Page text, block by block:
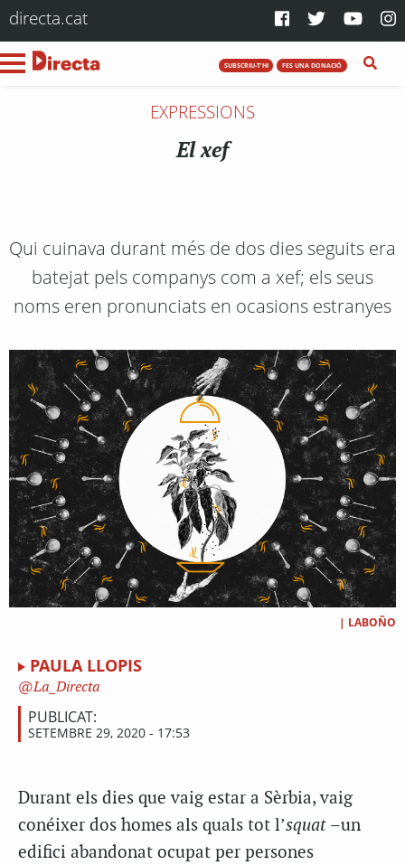
directa.cat
SUBSCRIU-T'HI FES UNA DONACIÓ
EXPRESSIONS
El xef
Qui cuinava durant més de dos dies seguits era
batejat pels companys com a xef; els seus
noms eren pronunciats en ocasions estranyes
| LABOÑO
PAULA LLOPIS
La_Directa
PUBLICAT:
SETEMBRE 29, 2020 - 17:53
Durant els dies que vaig estar a Sèrbia, vaig
conéixer dos homes als quals tot l’squat –un
edifici abandonat ocupat per persones